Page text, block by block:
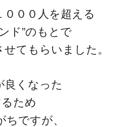
００人を超える
ド”のもとで
てもらいました。
良くなった
ため
ですが、